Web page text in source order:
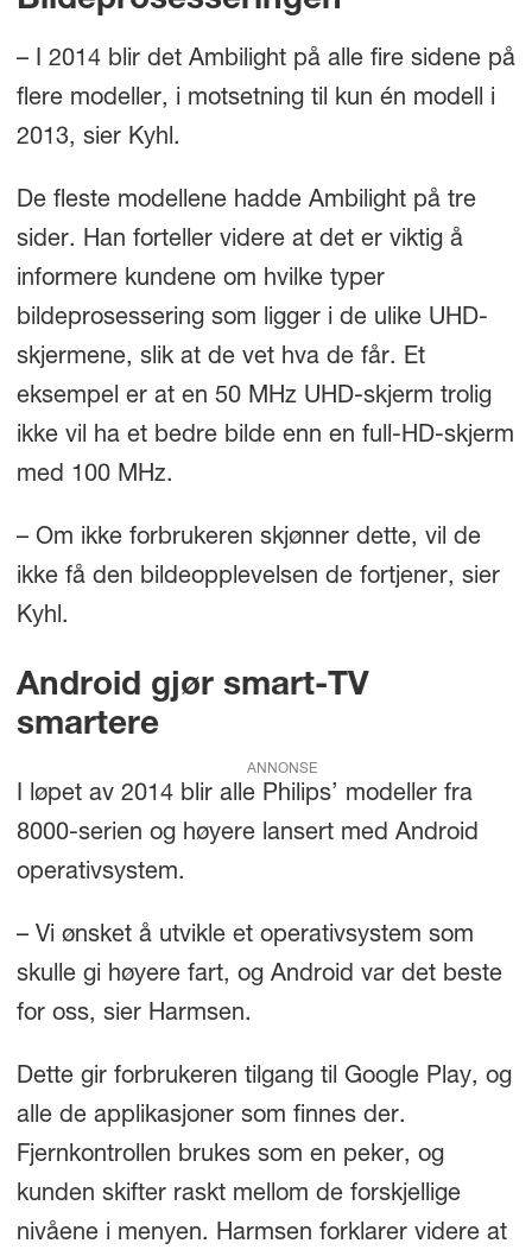
– I 2014 blir det Ambilight på alle fire sidene på
flere modeller, i motsetning til kun én modell i
2013, sier Kyhl.
De fleste modellene hadde Ambilight på tre
sider. Han forteller videre at det er viktig å
informere kundene om hvilke typer
bildeprosessering som ligger i de ulike UHD-
skjermene, slik at de vet hva de får. Et
eksempel er at en 50 MHz UHD-skjerm trolig
ikke vil ha et bedre bilde enn en full-HD-skjerm
med 100 MHz.
– Om ikke forbrukeren skjønner dette, vil de
ikke få den bildeopplevelsen de fortjener, sier
Kyhl.
Android gjør smart-TV
smartere
ANNONSE
I løpet av 2014 blir alle Philips’ modeller fra
8000-serien og høyere lansert med Android
operativsystem.
– Vi ønsket å utvikle et operativsystem som
skulle gi høyere fart, og Android var det beste
for oss, sier Harmsen.
Dette gir forbrukeren tilgang til Google Play, og
alle de applikasjoner som finnes der.
Fjernkontrollen brukes som en peker, og
kunden skifter raskt mellom de forskjellige
nivåene i menyen. Harmsen forklarer videre at